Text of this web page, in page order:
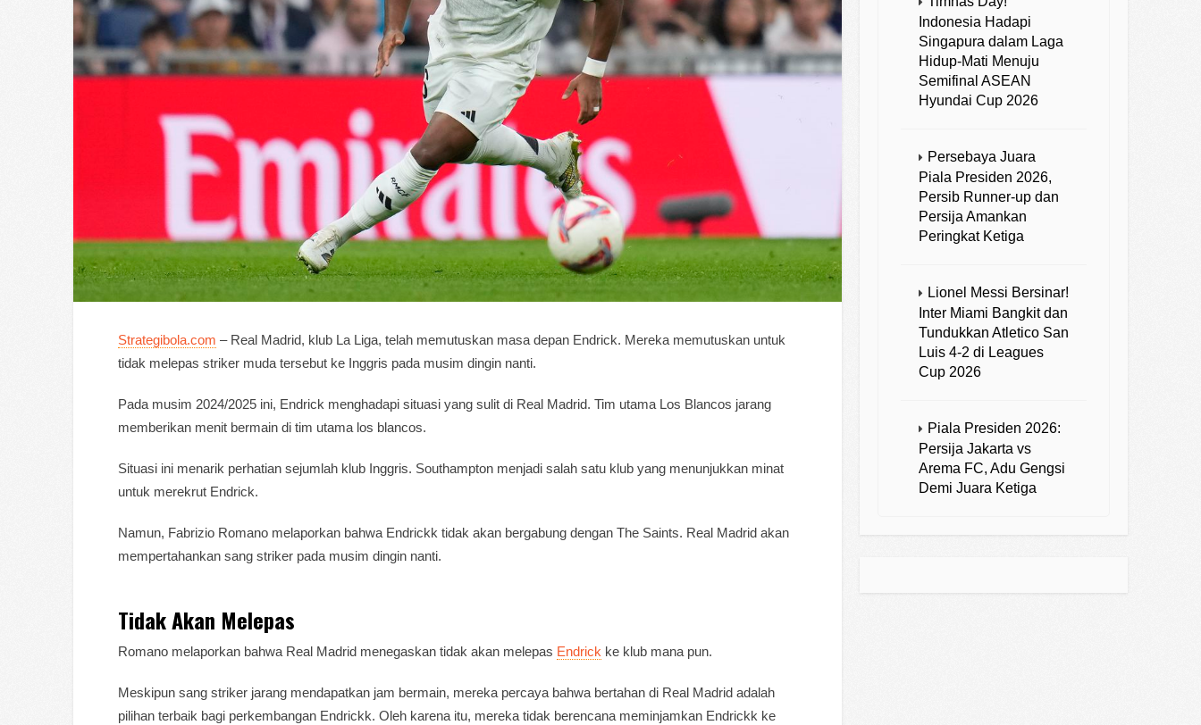
Strategibola.com – Real Madrid, klub La Liga, telah memutuskan masa depan Endrick. Mereka memutuskan untuk
tidak melepas striker muda tersebut ke Inggris pada musim dingin nanti.
Pada musim 2024/2025 ini, Endrick menghadapi situasi yang sulit di Real Madrid. Tim utama Los Blancos jarang
memberikan menit bermain di tim utama los blancos.
Situasi ini menarik perhatian sejumlah klub Inggris. Southampton menjadi salah satu klub yang menunjukkan minat
untuk merekrut Endrick.
Namun, Fabrizio Romano melaporkan bahwa Endrickk tidak akan bergabung dengan The Saints. Real Madrid akan
mempertahankan sang striker pada musim dingin nanti.
Tidak Akan Melepas
Romano melaporkan bahwa Real Madrid menegaskan tidak akan melepas Endrick ke klub mana pun.
Meskipun sang striker jarang mendapatkan jam bermain, mereka percaya bahwa bertahan di Real Madrid adalah
pilihan terbaik bagi perkembangan Endrickk. Oleh karena itu, mereka tidak berencana meminjamkan Endrickk ke
Indonesia Hadapi
Singapura dalam Laga
Hidup-Mati Menuju
Semifinal ASEAN
Hyundai Cup 2026
Persebaya Juara
Piala Presiden 2026,
Persib Runner-up dan
Persija Amankan
Peringkat Ketiga
Lionel Messi Bersinar!
Inter Miami Bangkit dan
Tundukkan Atletico San
Luis 4-2 di Leagues
Cup 2026
Piala Presiden 2026:
Persija Jakarta vs
Arema FC, Adu Gengsi
Demi Juara Ketiga